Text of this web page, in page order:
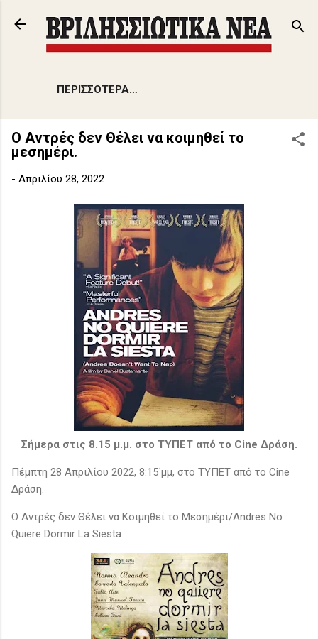
Μετάβαση στο κύριο περιεχόμενο
ΠΕΡΙΣΣΌΤΕΡΑ…
Ο Αντρές δεν Θέλει να κοιμηθεί το
μεσημέρι.
- Απριλίου 28, 2022
Σήμερα στις 8.15 μ.μ. στο ΤΥΠΕΤ από το Cine Δράση.
Πέμπτη 28 Απριλίου 2022, 8:15΄μμ, στο ΤΥΠΕΤ από το Cine
Δράση.
Ο Αντρές δεν Θέλει να Κοιμηθεί το Μεσημέρι/Andres No
Quiere Dormir La Siesta